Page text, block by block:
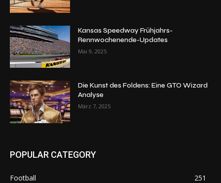
Kansas Speedway Frühjahrs-
Rennwochenende-Updates
Mai 9, 2025
Die Kunst des Foldens: Eine GTO Wizard
Analyse
März 7, 2025
POPULAR CATEGORY
Football
251